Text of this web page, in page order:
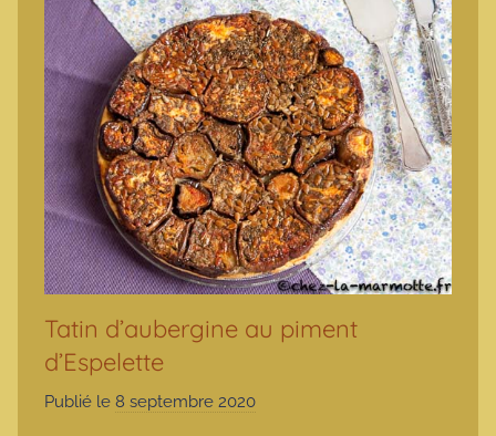
Tatin d’aubergine au piment
d’Espelette
Publié le 8 septembre 2020